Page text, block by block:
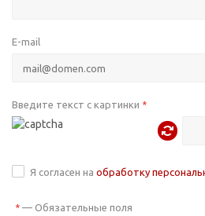
E-mail
Введите текст с картинки *
Я согласен на обработку
* — Обязательные поля